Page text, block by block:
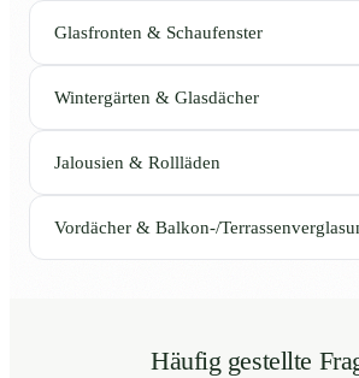
Glasfronten & Schaufenster
Wintergärten & Glasdächer
Jalousien & Rollläden
Vordächer & Balkon-/
Häufig gestellte